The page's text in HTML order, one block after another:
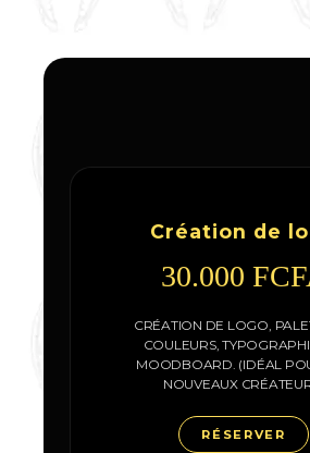
Création de
30.000
CRÉATION DE LOGO,
COULEURS,
MOODBOARD. (IDÉAL
NOUVEAUX
RÉSERVER